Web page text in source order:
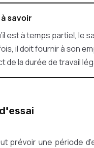
savoir
est à temps partiel, le
il doit fournir à son
de la durée de travail
prévoir une période